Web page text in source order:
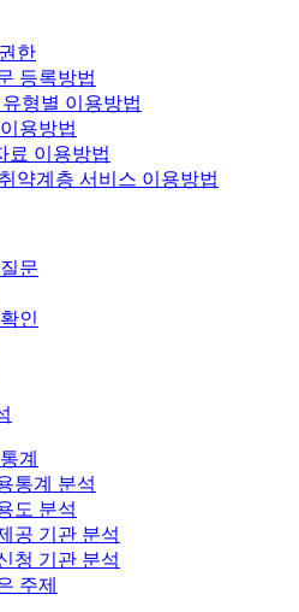
한
등록방법
형별 이용방법
용방법
료 이용방법
약계층 서비스 이용방법
문
인
계
통계 분석
도 분석
공 기관 분석
청 기관 분석
주제